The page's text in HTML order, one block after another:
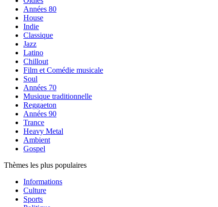
Années 80
House
Indie
Classique
Jazz
Latino
Chillout
Film et Comédie musicale
Soul
Années 70
Musique traditionnelle
Reggaeton
Années 90
Trance
Heavy Metal
Ambient
Gospel
Thèmes les plus populaires
Informations
Culture
Sports